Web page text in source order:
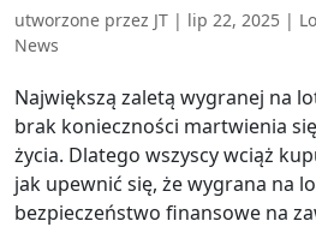
utworzone przez JT | lip 22, 2025 |
News
Największą zaletą wygranej na
brak konieczności martwienia
życia. Dlatego wszyscy wciąż
jak upewnić się, że wygrana na
bezpieczeństwo finansowe na